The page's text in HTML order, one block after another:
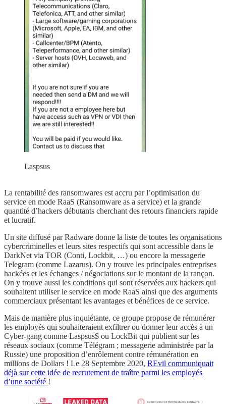
Laspsus
La rentabilité des ransomwares est accru par l’optimisation du
service en mode RaaS (Ransomware as a service) et la grande
quantité d’hackers débutants cherchant des retours financiers rapide
et lucratif.
Un site diffusé par Radware donne la liste de toutes les organisations
cybercriminelles et leurs sites respectifs qui sont accessible dans le
DarkNet via TOR (Conti, Lockbit, …) ou encore la messagerie
Telegram (comme Lazarus). On y trouve les principales entreprises
hackées et les échanges / négociations sur le montant de la rançon.
On y trouve aussi les conditions qui sont réservées aux hackers qui
souhaitent utiliser le service en mode RaaS ainsi que des arguments
commerciaux présentant les avantages et bénéfices de ce service.
Mais de manière plus inquiétante, ce groupe propose de rémunérer
les employés qui souhaiteraient exfiltrer ou donner leur accès à un
Cyber-gang comme Laspsus$ ou LockBit qui publient sur les
réseaux sociaux (comme Télégram ; messagerie administrée par la
Russie) une proposition d’enrôlement contre rémunération en
millions de Dollars ! Le 28 Septembre 2020, REvil communiquait
déjà sur cette idée de recrutement de traître parmi les employés
d’une société !